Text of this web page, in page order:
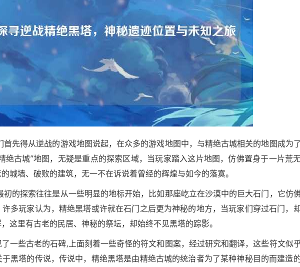
先得从逆战的游戏地图说起，在众多的游戏地图中，与精绝古城相关的地图成为
绝古城”地图，无疑是重点的探索区域，当玩家踏入这片地图，仿佛置身于一片荒无
城墙、破败的建筑，无一不在诉说着曾经的辉煌与如今的落寞。
的探索往往是从一些明显的地标开始，比如那座屹立在沙漠中的巨大石门，它仿
多玩家认为，精绝黑塔或许就在石门之后更为神秘的地方，当玩家们穿过石门，
这里有古老的民居、神秘的祭坛，却始终不见黑塔的踪影。
一些古老的石碑,上面刻着一些奇怪的符文和图案，经过研究和翻译，这些符文似
黑塔的传说，传说中，精绝黑塔是由精绝古城的统治者为了某种神秘目的而建造